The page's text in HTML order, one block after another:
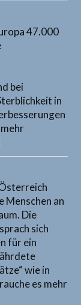
47.000
bei
in
Menschen an
Die
sich
für ein
wie in
es mehr